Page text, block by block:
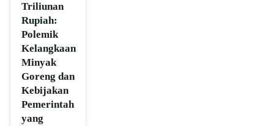
Triliunan
Rupiah:
Polemik
Kelangkaan
Minyak
Goreng dan
Kebijakan
Pemerintah
yang